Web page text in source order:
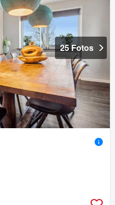
25 Fotos